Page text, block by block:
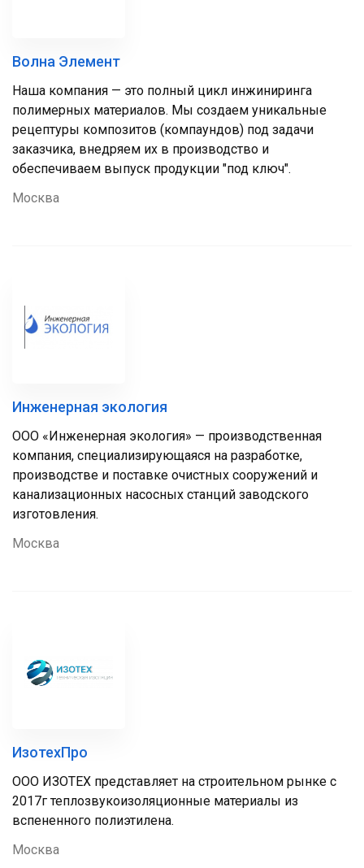
Волна Элемент
Наша компания — это полный цикл инжиниринга
полимерных материалов. Мы создаем уникальные
рецептуры композитов (компаундов) под задачи
заказчика, внедряем их в производство и
обеспечиваем выпуск продукции "под ключ".
Москва
Инженерная экология
ООО «Инженерная экология» — производственная
компания, специализирующаяся на разработке,
производстве и поставке очистных сооружений и
канализационных насосных станций заводского
изготовления.
Москва
ИзотехПро
ООО ИЗОТЕХ представляет на строительном рынке с
2017г теплозвукоизоляционные материалы из
вспененного полиэтилена.
Москва